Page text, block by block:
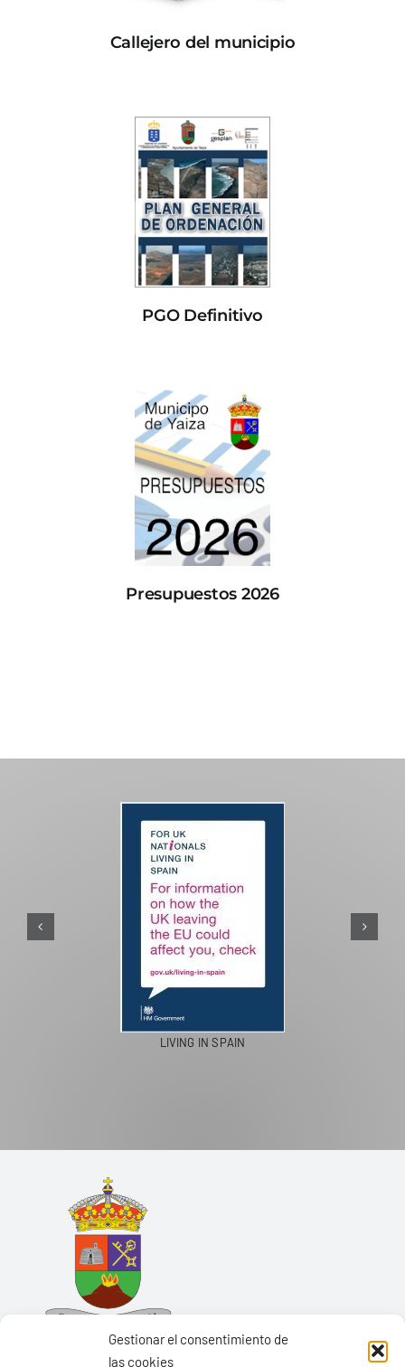
Gestionar el consentimiento de
las cookies
Callejero del municipio
PGO Definitivo
Presupuestos 2026
LIVING IN SPAIN